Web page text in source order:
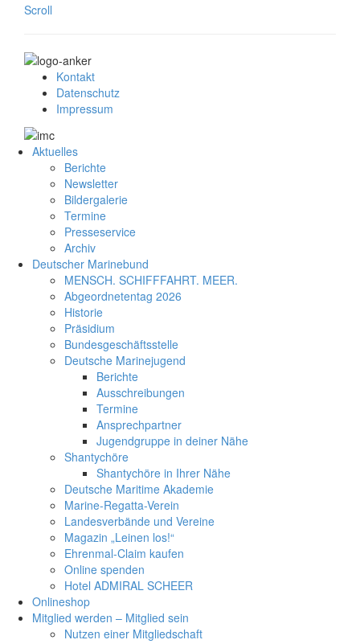
Scroll
Kontakt
Datenschutz
Impressum
Aktuelles
Berichte
Newsletter
Bildergalerie
Termine
Presseservice
Archiv
Deutscher Marinebund
MENSCH. SCHIFFFAHRT. MEER.
Abgeordnetentag 2026
Historie
Präsidium
Bundesgeschäftsstelle
Deutsche Marinejugend
Berichte
Ausschreibungen
Termine
Ansprechpartner
Jugendgruppe in deiner Nähe
Shantychöre
Shantychöre in Ihrer Nähe
Deutsche Maritime Akademie
Marine-Regatta-Verein
Landesverbände und Vereine
Magazin „Leinen los!“
Ehrenmal-Claim kaufen
Online spenden
Hotel ADMIRAL SCHEER
Onlineshop
Mitglied werden – Mitglied sein
Nutzen einer Mitgliedschaft